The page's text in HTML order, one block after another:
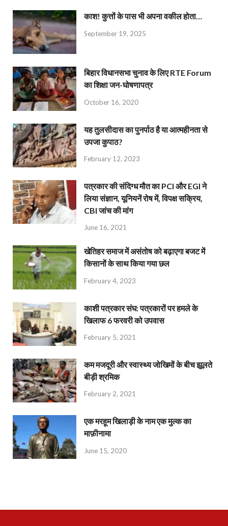
काश! कुत्तों के पास भी अपना वकील होता…
September 19, 2025
बिहार विधानसभा चुनाव के लिए RTE Forum
का शिक्षा जन-घोषणापत्र
October 16, 2020
यह तुलसीदास का पुनर्पाठ है या आत्महीनता से
उपजा कुपाठ?
February 12, 2023
पत्रकार की संदिग्ध मौत का PCI और EGI ने
लिया संज्ञान, यूनियनें रोष में, विपक्ष सक्रिय,
CBI जांच की मांग
June 16, 2021
खेतिहर समाज में असंतोष को बढ़ाएगा बजट में
किसानों के साथ किया गया छल
February 4, 2023
काशी पत्रकार संघ: पत्रकारों पर हमले के
खिलाफ 6 फरवरी को उपवास
February 5, 2021
कम मजदूरी और स्वास्थ्य जोखिमों के बीच झूलते
बीड़ी श्रमिक
February 2, 2021
एक मरहूम खिलाड़ी के नाम एक मुल्क का
माफ़ीनामा
June 15, 2020